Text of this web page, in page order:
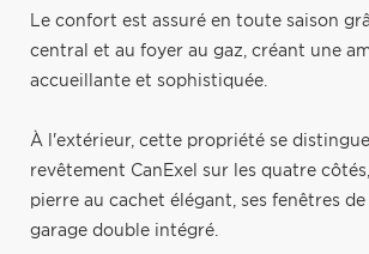
Le confort est assuré en toute saison
central et au foyer au gaz, créant une
accueillante et sophistiquée.
À l'extérieur, cette propriété se
revêtement CanExel sur les quatre
pierre au cachet élégant, ses fenêtres
garage double intégré.